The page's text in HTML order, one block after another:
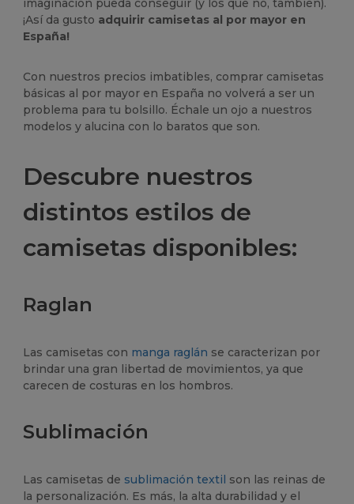
¡Así da gusto adquirir camisetas al por mayor en
España!
Con nuestros precios imbatibles, comprar camisetas
básicas al por mayor en España no volverá a ser un
problema para tu bolsillo. Échale un ojo a nuestros
modelos y alucina con lo baratos que son.
Descubre nuestros
distintos estilos de
camisetas disponibles:
Raglan
Las camisetas con manga raglán se caracterizan por
brindar una gran libertad de movimientos, ya que
carecen de costuras en los hombros.
Sublimación
Las camisetas desublimación textil son las reinas de
la personalización. Es más, la alta durabilidad y el